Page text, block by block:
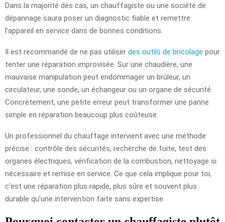
Dans la majorité des cas, un chauffagiste ou une société de
dépannage saura poser un diagnostic fiable et remettre
l’appareil en service dans de bonnes conditions.
Il est recommandé de ne pas utiliser des outils de bricolage pour
tenter une réparation improvisée. Sur une chaudière, une
mauvaise manipulation peut endommager un brûleur, un
circulateur, une sonde, un échangeur ou un organe de sécurité.
Concrètement, une petite erreur peut transformer une panne
simple en réparation beaucoup plus coûteuse.
Un professionnel du chauffage intervient avec une méthode
précise : contrôle des sécurités, recherche de fuite, test des
organes électriques, vérification de la combustion, nettoyage si
nécessaire et remise en service. Ce que cela implique pour toi,
c’est une réparation plus rapide, plus sûre et souvent plus
durable qu’une intervention faite sans expertise.